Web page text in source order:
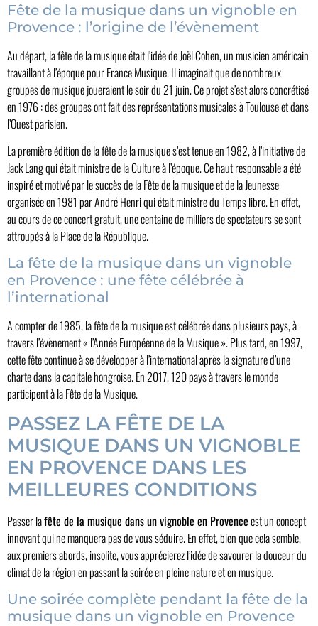
Fête de la musique dans un vignoble en
Provence : l’origine de l’évènement
Au départ, la fête de la musique était l’idée de Joël Cohen, un musicien américain
travaillant à l’époque pour France Musique. Il imaginait que de nombreux
groupes de musique joueraient le soir du 21 juin. Ce projet s’est alors concrétisé
en 1976 : des groupes ont fait des représentations musicales à Toulouse et dans
l’Ouest parisien.
La première édition de la fête de la musique s’est tenue en 1982, à l’initiative de
Jack Lang qui était ministre de la Culture à l’époque. Ce haut responsable a été
inspiré et motivé par le succès de la Fête de la musique et de la Jeunesse
organisée en 1981 par André Henri qui était ministre du Temps libre. En effet,
au cours de ce concert gratuit, une centaine de milliers de spectateurs se sont
attroupés à la Place de la République.
La fête de la musique dans un vignoble
en Provence : une fête célébrée à
l’international
A compter de 1985, la fête de la musique est célébrée dans plusieurs pays, à
travers l’évènement « l’Année Européenne de la Musique ». Plus tard, en 1997,
cette fête continue à se développer à l’international après la signature d’une
charte dans la capitale hongroise. En 2017, 120 pays à travers le monde
participent à la Fête de la Musique.
PASSEZ LA FÊTE DE LA
MUSIQUE DANS UN VIGNOBLE
EN PROVENCE DANS LES
MEILLEURES CONDITIONS
Passer lafête de la musique dans un vignoble en Provenceest un concept
innovant qui ne manquera pas de vous séduire. En effet, bien que cela semble,
aux premiers abords, insolite, vous apprécierez l’idée de savourer la douceur du
climat de la région en passant la soirée en pleine nature et en musique.
Une soirée complète pendant la fête de la
musique dans un vignoble en Provence